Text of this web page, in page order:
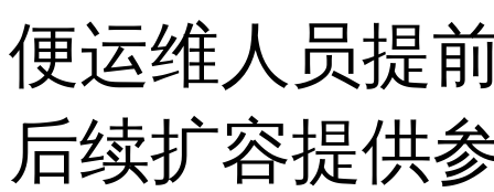
便运维人员提
后续扩容提供